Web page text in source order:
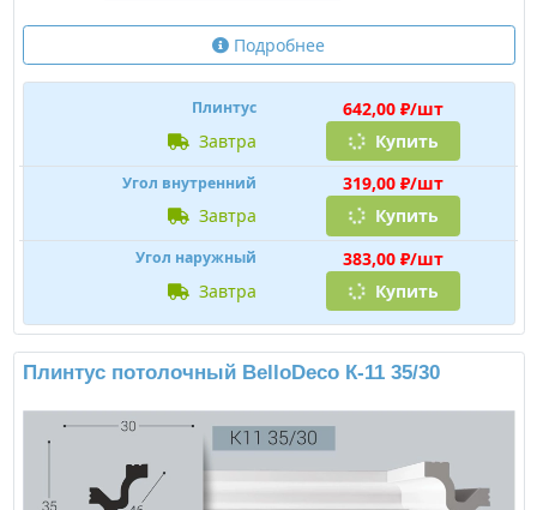
Подробнее
Плинтус
642,00 ₽/шт
завтра
Купить
Угол внутренний
319,00 ₽/шт
завтра
Купить
Угол наружный
383,00 ₽/шт
завтра
Купить
Плинтус потолочный BelloDeco К-11 35/30